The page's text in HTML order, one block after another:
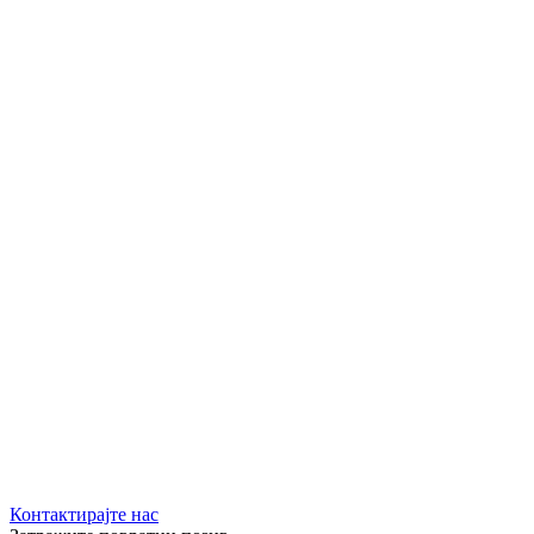
Контактирајте нас